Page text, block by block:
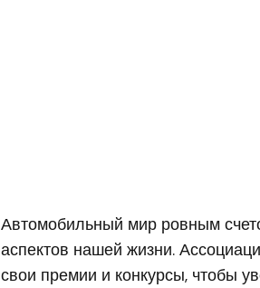
Автомобильный мир ровным
аспектов нашей жизни.
свои премии и конкурсы, чтобы